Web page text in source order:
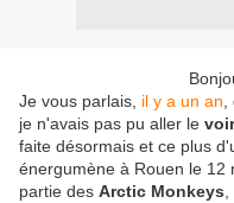
Je vous parlais, il y a un an
je n'avais pas pu aller le
faite désormais et ce plus
énergumène à Rouen le 12
partie des Arctic Monkeys